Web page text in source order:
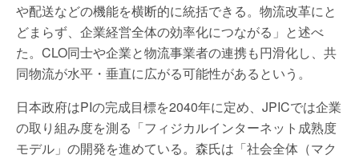
や配送などの機能を横断的に統括できる。物流改革にと
どまらず、企業経営全体の効率化につながる」と述べ
た。CLO同士や企業と物流事業者の連携も円滑化し、共
同物流が水平・垂直に広がる可能性があるという。
日本政府はPIの完成目標を2040年に定め、JPICでは企業
の取り組み度を測る「フィジカルインターネット成熟度
モデル」の開発を進めている。森氏は「社会全体（マク